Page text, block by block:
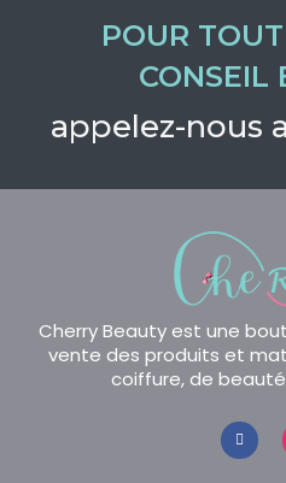
POUR
CONSEIL
appelez-nous
Cherry Beauty est une
vente des produits et
coiffure, de